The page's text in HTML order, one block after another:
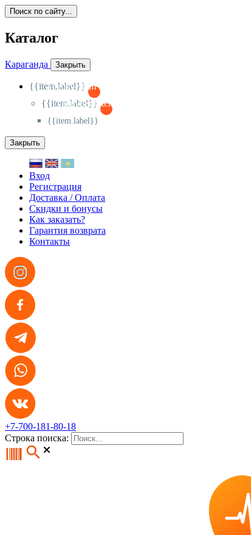
Поиск по сайту...
Каталог
Караганда Закрыть
{{item.label}}
{{activeItem==item.id?'-
{{item.label}}
{{activeSubitem==item.id?'-
{{item.label}}
Закрыть
Вход
Регистрация
Доставка / Оплата
Скидки и бонусы
Как заказать?
Гарантия возврата
Контакты
+7-700-181-80-18
Строка поиска: